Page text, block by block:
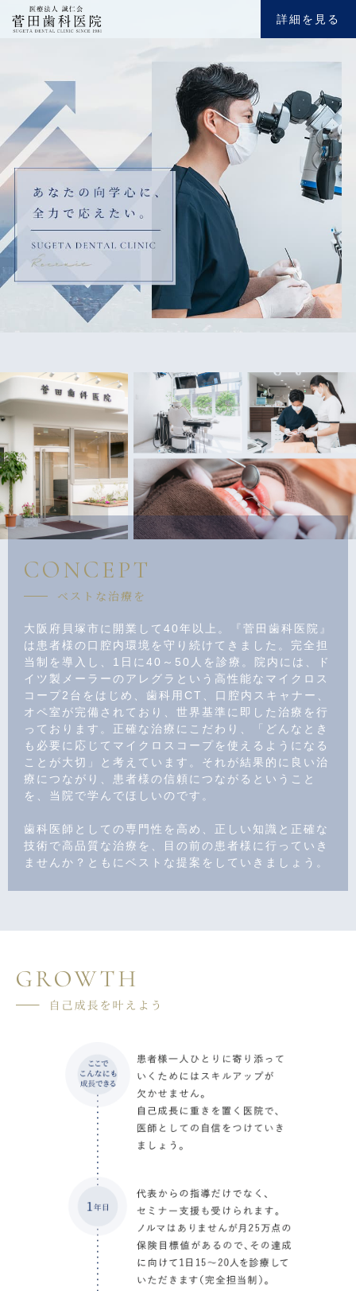
詳細を見る
CONCEPT
ベストな治療を
大阪府貝塚市に開業して40年以上。『菅田歯科医院』
は患者様の口腔内環境を守り続けてきました。完全担
当制を導入し、1日に40～50人を診療。院内には、ド
イツ製メーラーのアレグラという高性能なマイクロス
コープ2台をはじめ、歯科用CT、口腔内スキャナー、
オペ室が完備されており、世界基準に即した治療を行
っております。正確な治療にこだわり、「どんなとき
も必要に応じてマイクロスコープを使えるようになる
ことが大切」と考えています。それが結果的に良い治
療につながり、患者様の信頼につながるということ
を、当院で学んでほしいのです。
歯科医師としての専門性を高め、正しい知識と正確な
技術で高品質な治療を、目の前の患者様に行っていき
ませんか？ともにベストな提案をしていきましょう。